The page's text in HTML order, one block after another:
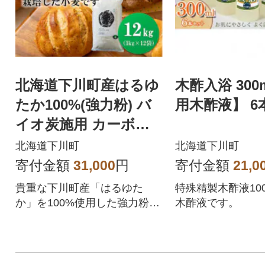
北海道下川町産はるゆ
たか100%(強力粉) バ
イオ炭施用 カーボ
ン・オフセット付 12k
g
北海道下川町
寄付金額 31,000円
貴重な下川町産「はるゆた
か」を100%使用した強力粉。
木酢入浴
用木酢液】 6
北海道下川町
寄付金額
特殊精製木酢液
木酢液です。